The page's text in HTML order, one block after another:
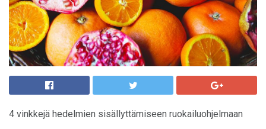
4 vinkkejä hedelmien sisällyttämiseen ruokailuohjelmaan